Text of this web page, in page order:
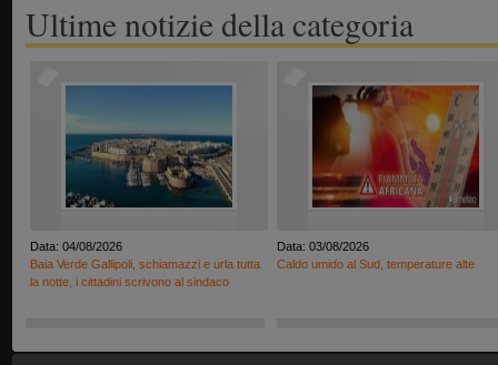
Ultime notizie della categoria
Data: 04/08/2026
Baia Verde Gallipoli, schiamazzi e urla tutta
la notte, i cittadini scrivono al sindaco
Data: 03/08/2026
Caldo umido al Sud, temperature alte